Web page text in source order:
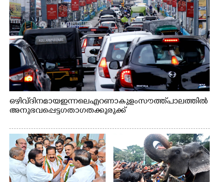
ഒഴിവ് ദിനമായ ഇന്നലെ എറണാകുളം സൗത്ത് പാലത്തിൽ
അനുഭവപ്പെട്ട ഗതാഗതക്കുരുക്ക്